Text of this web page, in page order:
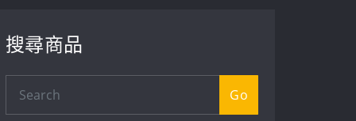
搜尋商品
Go